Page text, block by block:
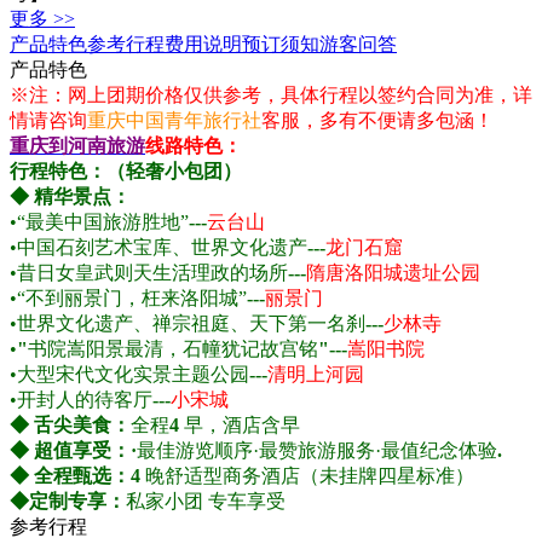
更多 >>
产品特色参考行程费用说明预订须知游客问答
产品特色
※注：网上团期价格仅供参考，具体行程以签约合同为准，详
情请咨询重庆中国青年旅行社客服，多有不便请多包涵！
重庆到河南旅游线路特色：
行程特色：（轻奢小包团）
◆ 精华景点：
•“最美中国旅游胜地”---云台山
•中国石刻艺术宝库、世界文化遗产---龙门石窟
•昔日女皇武则天生活理政的场所---隋唐洛阳城遗址公园
•“不到丽景门，枉来洛阳城”---丽景门
•世界文化遗产、禅宗祖庭、天下第一名刹 ---少林寺
•"书院嵩阳景最清，石幢犹记故宫铭"---嵩阳书院
•大型宋代文化实景主题公园---清明上河园
•开封人的待客厅---小宋城
◆ 舌尖美食： 全程4 早，酒店含早
◆ 超值享受：·最佳游览顺序·最赞旅游服务·最值纪念体验.
◆ 全程甄选： 4 晚舒适型商务酒店（未挂牌四星标准）
◆定制专享： 私家小团 专车享受
参考行程